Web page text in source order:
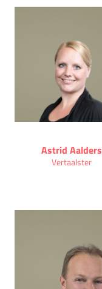
Astrid Aalders
Vertaalster